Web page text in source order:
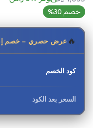
رقم الموديل:
نوع المنتج:ميكرويف
السعة:
الخامة الداخلية:
نوع الباب:باب يسحب
أزرار التحكم:
ستانلس ستيل
جرس تنبيه:متوفر
صمام أمان:متوفر
برامج الطهي:9 برامج
خصم 30%
🔥 عرض حصري – خصم
كود الخصم
السعر بعد الكود